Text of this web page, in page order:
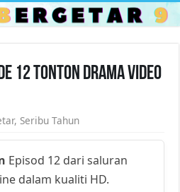
12 Tonton Drama Video
, Seribu Tahun
Episod 12 dari saluran
dalam kualiti HD.